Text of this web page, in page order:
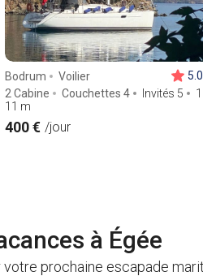
Bodrum
Voilier
2 Cabine
Couchettes 4 Invités 5
11 m
400 € /jour
à Égée
prochaine escapade